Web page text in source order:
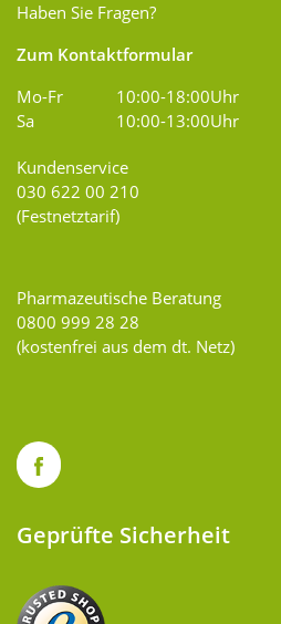
Haben Sie Fragen?
Zum Kontaktformular
Mo-Fr
10:00-18:00Uhr
Sa
10:00-13:00Uhr
Kundenservice
030 622 00 210
(Festnetztarif)
Pharmazeutische Beratung
0800 999 28 28
(kostenfrei aus dem dt. Netz)
Geprüfte Sicherheit